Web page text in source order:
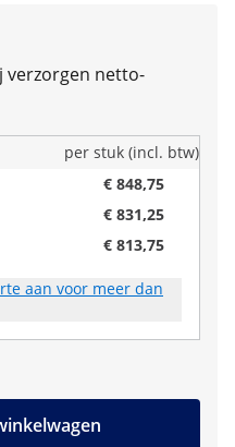
verzorgen netto-
per stuk (incl. btw)
€ 848,75
€ 831,25
€ 813,75
aan voor meer dan